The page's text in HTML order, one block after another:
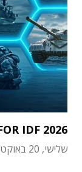
IDF 2026
שלישי, 20 באוקטובר 2026